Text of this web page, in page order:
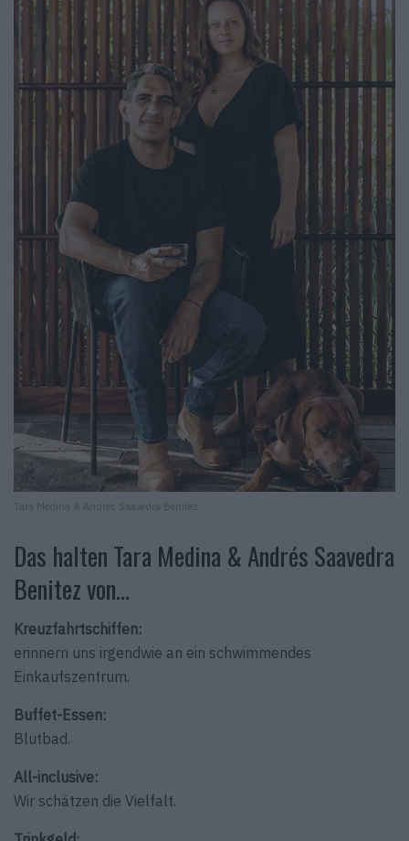
Tara Medina & Andrés Saavedra Benitez
Das halten Tara Medina & Andrés Saavedra
Benitez von…
Kreuzfahrtschiffen:
erinnern uns irgendwie an ein schwimmendes
Einkaufszentrum.
Buffet-Essen:
Blutbad.
All-inclusive:
Wir schätzen die Vielfalt.